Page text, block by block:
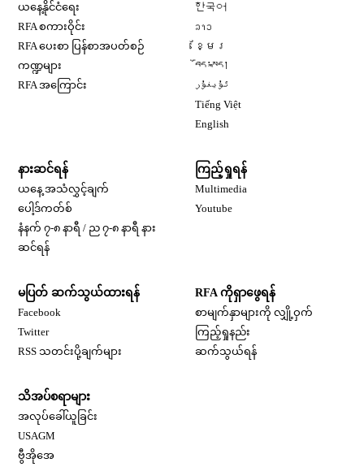
ယနေ့နိုင်ငံရေး
RFA စကားဝိုင်း
RFA ပေးစာ ပြန်စာအပတ်စဉ်
ကဏ္ဍများ
RFA အကြောင်း
한국어
ລາວ
ខ្មែរ
བོད་སྐད།
ئۇيغۇر
Tiếng Việt
English
နားဆင်ရန်
ယနေ့ အသံလွှင့်ချက်
ပေါ့ဒ်ကတ်စ်
နံနက် ၇-၈ နာရီ / ည ၇-၈ နာရီ နား
ဆင်ရန်
ကြည့်ရှုရန်
Multimedia
Youtube
မပြတ် ဆက်သွယ်ထားရန်
Facebook
TwitterOpens in new window
RSS သတင်းပို့ချက်များ
RFA ကိုရှာဖွေရန်
စာမျက်နှာများကို လျှို့ဝှက်
ကြည့်ရှုနည်း
ဆက်သွယ်ရန်
သိအပ်စရာများ
အလုပ်ခေါ်ယူခြင်း
USAGM
ဗွီအိုအေ